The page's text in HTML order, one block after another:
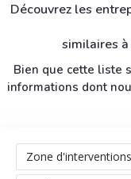
Découvrez les
similaires à
Bien que cette liste
informations dont
Zone d'interventions